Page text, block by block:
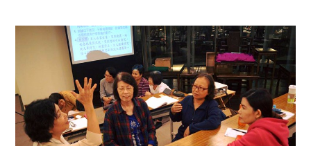
學習分享